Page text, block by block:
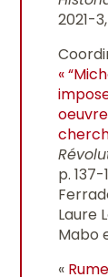
2021-
«
p.
Laure
Mabo
«